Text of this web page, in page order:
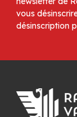
vous
désinscription